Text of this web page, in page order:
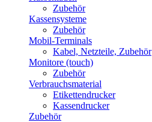
Zubehör
Kassensysteme
Zubehör
Mobil-Terminals
Kabel, Netzteile, Zubehör
Monitore (touch)
Zubehör
Verbrauchsmaterial
Etikettendrucker
Kassendrucker
Zubehör